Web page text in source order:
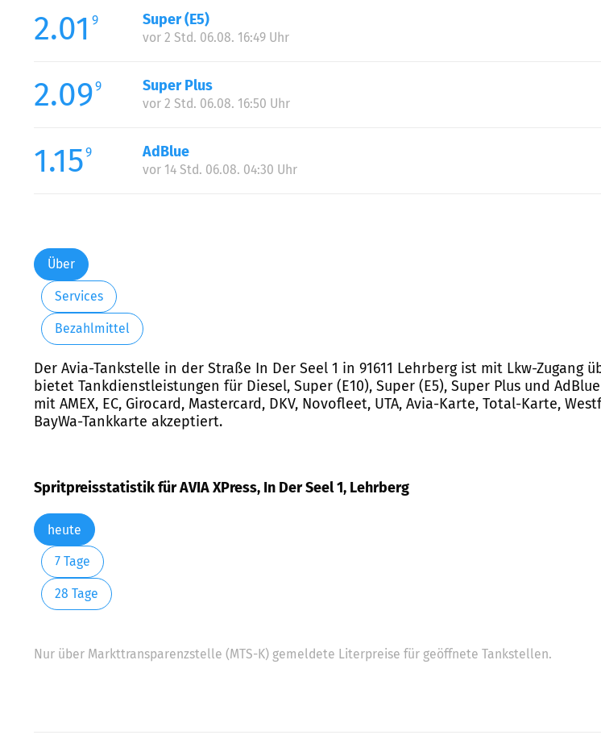
2.01 9 Super (E5)
vor 2 Std. 06.08. 16:49 Uhr
2.099 Super Plus
vor 2 Std. 06.08. 16:50 Uhr
1.159 AdBlue
vor 14 Std. 06.08. 04:30 Uhr
Über
Services
Bezahlmittel
Der Avia-Tankstelle in der Straße In Der Seel 1 in 91611 Lehrberg ist mit Lkw-Zugang
bietet Tankdienstleistungen für Diesel, Super (E10), Super (E5), Super Plus und
mit AMEX, EC, Girocard, Mastercard, DKV, Novofleet, UTA, Avia-Karte, Total-Karte,
BayWa-Tankkarte akzeptiert.
Spritpreisstatistik für AVIA XPress, In Der Seel 1, Lehrberg
heute
7 Tage
28 Tage
Nur über Markttransparenzstelle (MTS-K) gemeldete Literpreise für geöffnete Tankstellen.